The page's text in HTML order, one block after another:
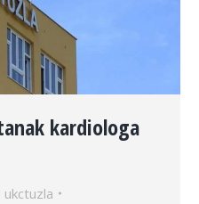
kardiologa
ukctuzla